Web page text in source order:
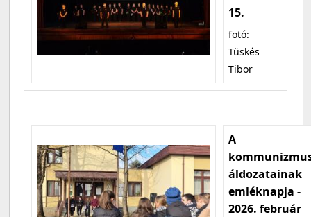
15.
fotó:
Tüskés
Tibor
A
áldozatainak
emléknapja -
2026. február